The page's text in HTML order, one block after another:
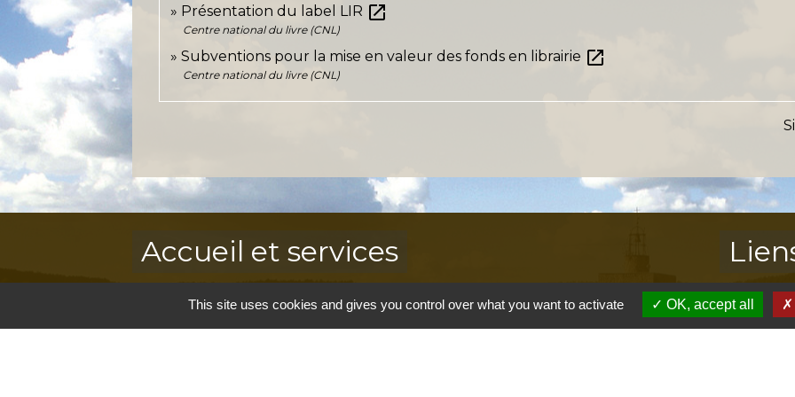
Présentation du label LIR open_in_new
Centre national du livre (CNL)
Subventions pour la mise en valeur des fonds en librairie open_in_new
Centre national du livre (CNL)
Accueil et services
5, Place Général de Gaulle
83570 Correns - FRANCE
Provence
This site uses cookies and gives you control over what you want to activate OK, accept all